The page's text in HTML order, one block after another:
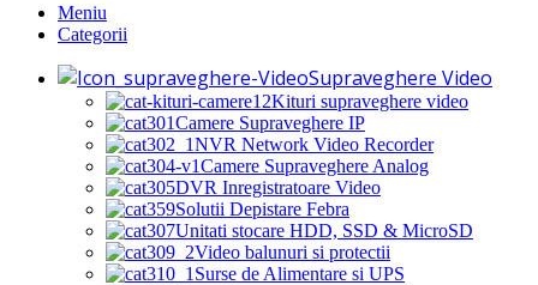
Meniu
Categorii
Supraveghere Video
Kituri supraveghere video
Camere Supraveghere IP
NVR Network Video Recorder
Camere Supraveghere Analog
DVR Inregistratoare Video
Solutii Depistare Febra
Unitati stocare HDD, SSD & MicroSD
Video balunuri si protectii
Surse de Alimentare si UPS